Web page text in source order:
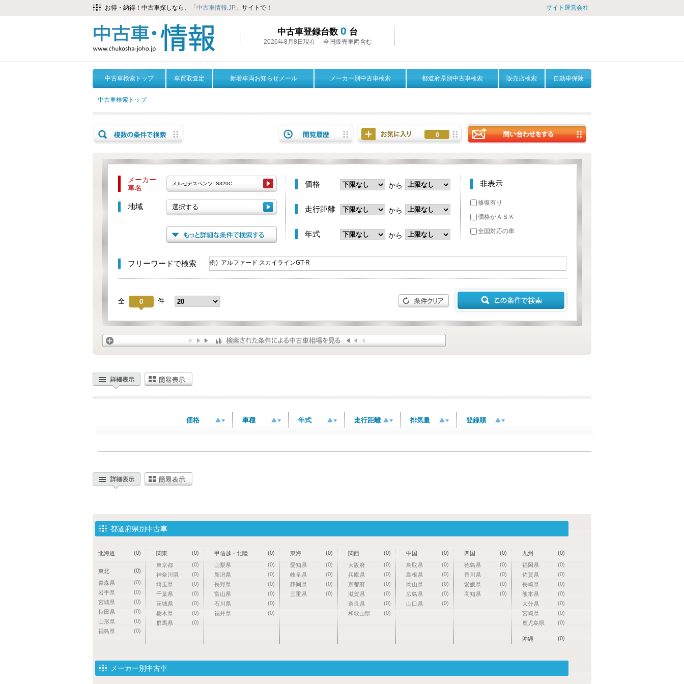
サイト運営会社
お得・納得！中古車探しなら、「 中古車情報.JP 」サイトで！
中古車登録台数 0 台
2026年8月8日現在 全国販売車両含む
中古車検索トップ 車買取査定 新着車両お知らせメール メーカー別中古車検索 都道府県別中古車検索 販売店検索 自動車保険
中古車検索トップ
0
メーカー
車名
メルセデスベンツ: S320C
地域 選択する
価格 から
走行距離 から
年式 から
非表示
修復有り
価格がＡＳＫ
全国対応の車
フリーワードで検索
全 0 件
価格 車種 年式 走行距離 排気量 登録順
都道府県別中古車
(0)
北海道
(0)
東北
(0)
青森県
(0)
岩手県
(0)
宮城県
(0)
秋田県
(0)
山形県
(0)
福島県
(0)
関東
(0)
東京都
(0)
神奈川県
(0)
埼玉県
(0)
千葉県
(0)
茨城県
(0)
栃木県
(0)
群馬県
(0)
甲信越・北陸
(0)
山梨県
(0)
新潟県
(0)
長野県
(0)
富山県
(0)
石川県
(0)
福井県
(0)
東海
(0)
愛知県
(0)
岐阜県
(0)
静岡県
(0)
三重県
(0)
関西
(0)
大阪府
(0)
兵庫県
(0)
京都府
(0)
滋賀県
(0)
奈良県
(0)
和歌山県
(0)
中国
(0)
鳥取県
(0)
島根県
(0)
岡山県
(0)
広島県
(0)
山口県
(0)
四国
(0)
徳島県
(0)
香川県
(0)
愛媛県
(0)
高知県
(0)
九州
(0)
福岡県
(0)
佐賀県
(0)
長崎県
(0)
熊本県
(0)
大分県
(0)
宮崎県
(0)
鹿児島県
(0)
沖縄
メーカー別中古車